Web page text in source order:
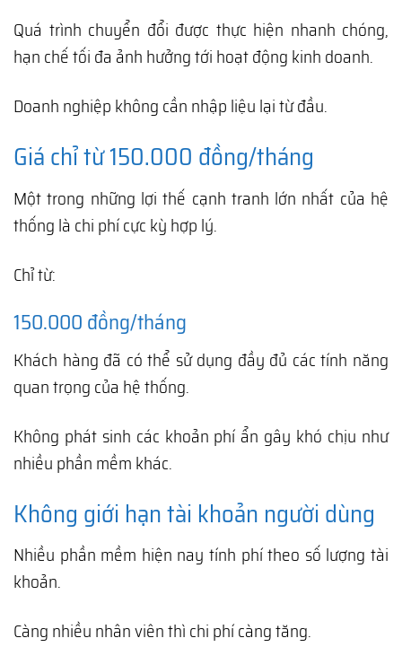
Quá trình chuyển đổi được thực hiện nhanh chóng,
hạn chế tối đa ảnh hưởng tới hoạt động kinh doanh.
Doanh nghiệp không cần nhập liệu lại từ đầu.
Giá chỉ từ 150.000 đồng/tháng
Một trong những lợi thế cạnh tranh lớn nhất của hệ
thống là chi phí cực kỳ hợp lý.
Chỉ từ:
150.000 đồng/tháng
Khách hàng đã có thể sử dụng đầy đủ các tính năng
quan trọng của hệ thống.
Không phát sinh các khoản phí ẩn gây khó chịu như
nhiều phần mềm khác.
Không giới hạn tài khoản người dùng
Nhiều phần mềm hiện nay tính phí theo số lượng tài
khoản.
Càng nhiều nhân viên thì chi phí càng tăng.